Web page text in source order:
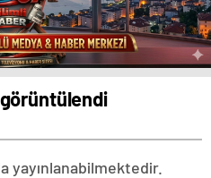
görüntülendi
yayınlanabilmektedir.